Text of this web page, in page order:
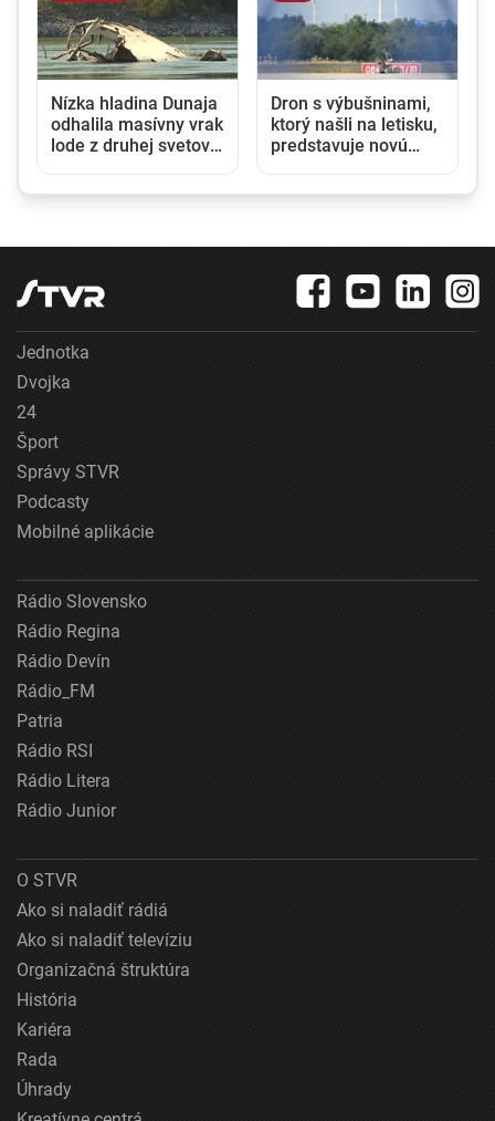
Nízka hladina Dunaja
odhalila masívny vrak
lode z druhej svetovej
Dron s výbušninami,
ktorý našli na letisku,
predstavuje novú
Jednotka
Dvojka
24
Šport
Správy STVR
Podcasty
Mobilné aplikácie
Rádio Slovensko
Rádio Regina
Rádio Devín
Rádio_FM
Patria
Rádio RSI
Rádio Litera
Rádio Junior
O STVR
Ako si naladiť rádiá
Ako si naladiť televíziu
Organizačná štruktúra
História
Kariéra
Rada
Úhrady